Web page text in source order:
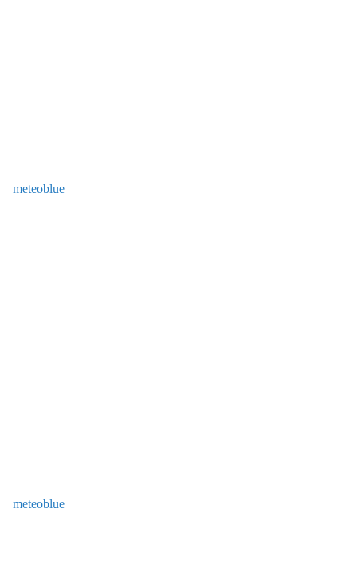
meteoblue
meteoblue